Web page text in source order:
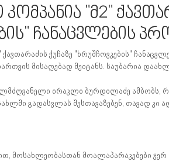
"მ2"
ჩანაცვლების
ქუჩაზე "ხრუშჩოვკების"
მისაღებად შეიტანს. საუბარია
ირაკლი ბურდილაძე ამბობს,
გადასვლას შესთავაზებენ, თავად
მოსახლეობასთან მოალაპარაკებები ჯერ